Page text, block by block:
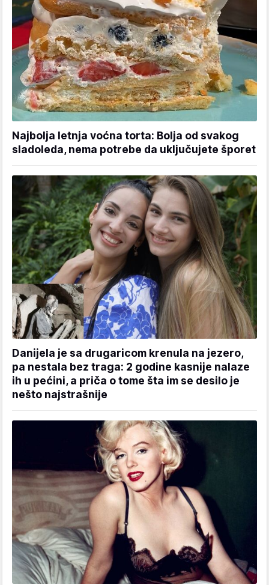
Najbolja letnja voćna torta: Bolja od svakog
sladoleda, nema potrebe da uključujete šporet
Danijela je sa drugaricom krenula na jezero,
pa nestala bez traga: 2 godine kasnije nalaze
ih u pećini, a priča o tome šta im se desilo je
nešto najstrašnije